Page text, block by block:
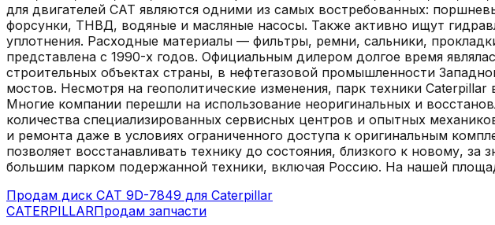
для двигателей CAT являются одними из самых востребованных:
форсунки, ТНВД, водяные и масляные насосы. Также активно ищут
уплотнения. Расходные материалы — фильтры, ремни, сальники,
представлена с 1990-х годов. Официальным дилером долгое время
строительных объектах страны, в нефтегазовой промышленности
мостов. Несмотря на геополитические изменения, парк техники
Многие компании перешли на использование неоригинальных и
количества специализированных сервисных центров и опытных
и ремонта даже в условиях ограниченного доступа к оригинальным
позволяет восстанавливать технику до состояния, близкого к новому,
большим парком подержанной техники, включая Россию. На нашей
Продам диск CAT 9D-7849 для Caterpillar
CATERPILLARПродам запчасти